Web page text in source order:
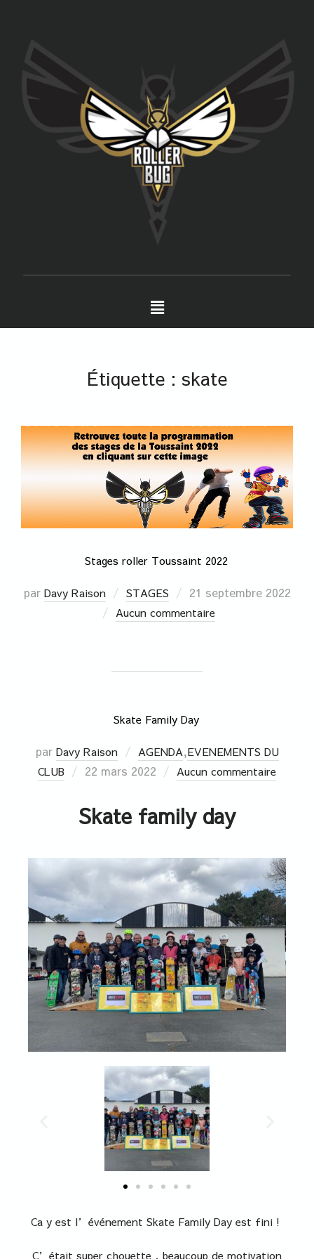
Étiquette : skate
Stages roller Toussaint 2022
par Davy Raison STAGES 21 septembre 2022
Aucun commentaire
Skate Family Day
par Davy Raison AGENDA,EVENEMENTS DU
CLUB
22 mars 2022 Aucun commentaire
Skate family day
Ca y est l’événement Skate Family Day est fini !
C’était super chouette , beaucoup de motivation